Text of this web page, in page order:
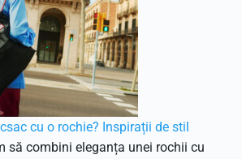
cu o rochie? Inspirații de stil
să combini eleganța unei rochii cu